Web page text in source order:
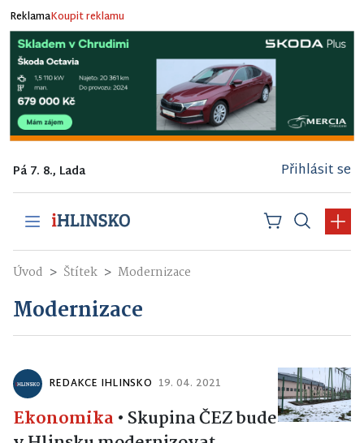
ReklamaKoupit reklamu
Pá 7. 8., Lada Přihlásit se
Úvod Štítek Modernizace
Modernizace
REDAKCE IHLINSKO 19. 04. 2021
Ekonomika• Skupina ČEZ bude